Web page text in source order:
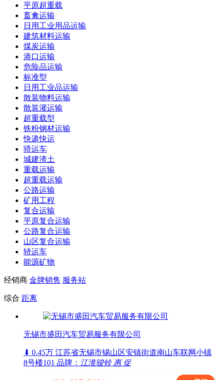
平原超重载
畜禽运输
日用工业用品运输
建筑材料运输
煤炭运输
港口运输
危险品运输
标准型
日用工业品运输
散装物料运输
散装灌运输
超重载型
铁粉钢材运输
快递快运
骄运车
城建渣土
重载运输
超重载运输
公路运输
矿用工程
复合运输
平原复合运输
公路复合运输
山区复合运输
轿运车
能源矿物
经销商 金牌销售 服务站
综合 距离
无锡市盛田汽车贸易服务有限公司
⬇ 0.45万 江苏省无锡市锡山区安镇街道南山车联网小镇
8号楼101 品牌： 江淮骏铃 惠 促